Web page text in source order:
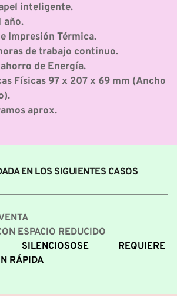
inteligente.
año.
Impresión Térmica.
de trabajo continuo.
de Energía.
Físicas 97 x 207 x 69 mm (Ancho
aprox.
EN LOS SIGUIENTES CASOS
ESPACIO REDUCIDO
SILENCIOSOSE REQUIERE
RÁPIDA